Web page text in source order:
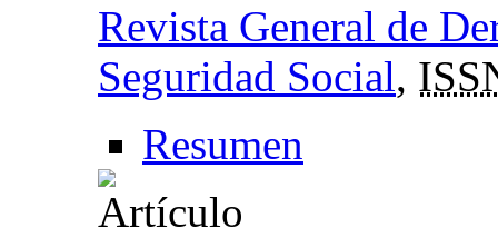
Revista General de
Seguridad Social,
Resumen